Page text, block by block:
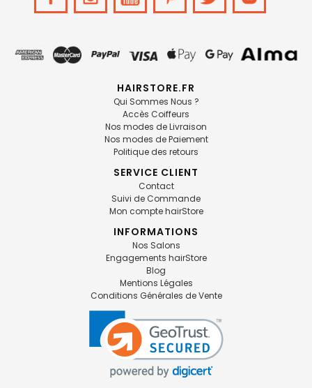
HAIRSTORE.FR
Qui Sommes Nous ?
Accès Coiffeurs
Nos modes de Livraison
Nos modes de Paiement
Politique des retours
SERVICE CLIENT
Contact
Suivi de Commande
Mon compte hairStore
INFORMATIONS
Nos Salons
Engagements hairStore
Blog
Mentions Légales
Conditions Générales de Vente